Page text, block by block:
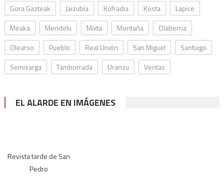
Gora Gazteak
Jaizubía Kofradia Kosta
Lapice
Meaka
Mendelu Mixta Montaña
Olaberria
Olearso
Pueblo Real Unión San Miguel
Santiago
Semisarga
Tamborrada Uranzu Ventas
EL ALARDE EN IMÁGENES
Revista tarde de San
Pedro